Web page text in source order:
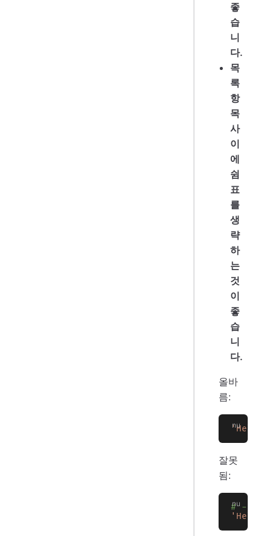
좋
습
니
다.
목
록
항
목
사
이
에
쉼
표
를
생
략
하
는
것
이
좋
습
니
다.
올바
름:
'Hello,
잘못
됨:
# - "|"
'Hello,